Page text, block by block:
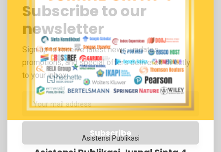
Asistensi Publikasi
Subscribe to our
newsletter
Sign up to receive latest news, updates,
promotions, and special offers delivered directly
to your inbox.